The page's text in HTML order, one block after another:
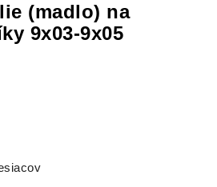
(madlo) na
9x03-9x05